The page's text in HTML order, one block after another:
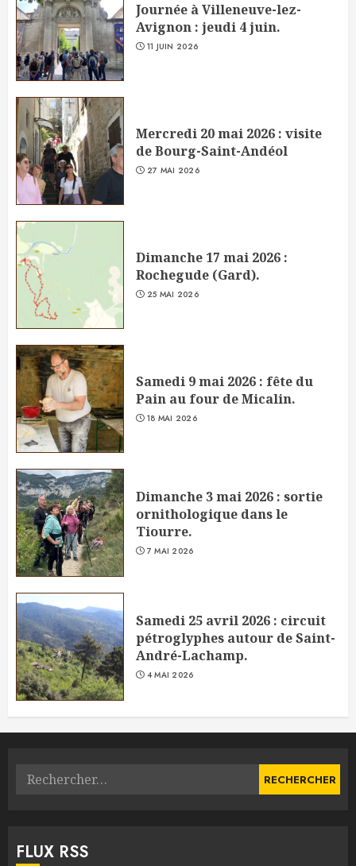
Journée à Villeneuve-lez-
Avignon : jeudi 4 juin.
11 JUIN 2026
Mercredi 20 mai 2026 : visite
de Bourg-Saint-Andéol
27 MAI 2026
Dimanche 17 mai 2026 :
Rochegude (Gard).
25 MAI 2026
Samedi 9 mai 2026 : fête du
Pain au four de Micalin.
18 MAI 2026
Dimanche 3 mai 2026 : sortie
ornithologique dans le
Tiourre.
7 MAI 2026
Samedi 25 avril 2026 : circuit
pétroglyphes autour de Saint-
André-Lachamp.
4 MAI 2026
Rechercher :
FLUX RSS